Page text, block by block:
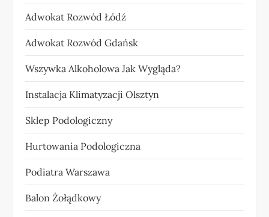
Adwokat Rozwód Łódź
Adwokat Rozwód Gdańsk
Wszywka Alkoholowa Jak Wygląda?
Instalacja Klimatyzacji Olsztyn
Sklep Podologiczny
Hurtowania Podologiczna
Podiatra Warszawa
Balon Żołądkowy